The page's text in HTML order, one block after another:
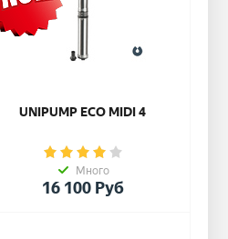
UNIPUMP ЕСО MIDI 4
Много
16 100Руб